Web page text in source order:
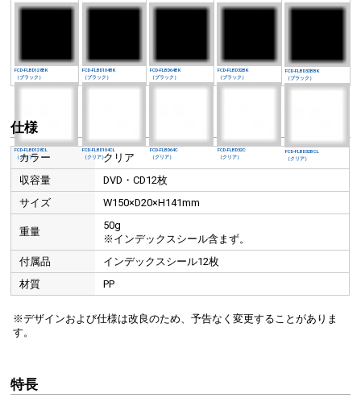
FCD-FL12BK
仕様
カラー
クリア
収容量
DVD・CD12枚
サイズ
W150×D20×H141mm
重量
50g
※インデックスシール含まず。
付属品
インデックスシール12枚
材質
PP
※デザインおよび仕様は改良のため、予告なく変更することがありま
す。
特長